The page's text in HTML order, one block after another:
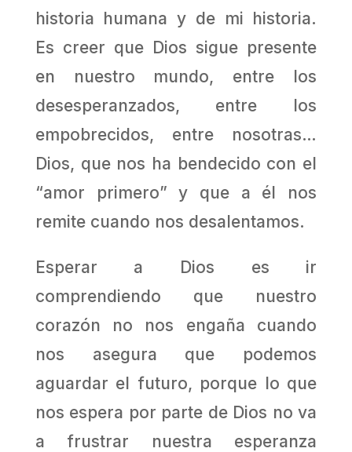
historia humana y de mi historia.
Es creer que Dios sigue presente
en nuestro mundo, entre los
desesperanzados, entre los
empobrecidos, entre nosotras…
Dios, que nos ha bendecido con el
“amor primero” y que a él nos
remite cuando nos desalentamos.
Esperar a Dios es ir
comprendiendo que nuestro
corazón no nos engaña cuando
nos asegura que podemos
aguardar el futuro, porque lo que
nos espera por parte de Dios no va
a frustrar nuestra esperanza